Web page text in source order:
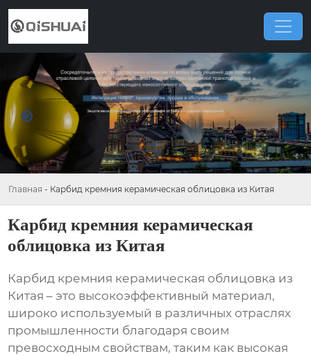
Главная - Карбид кремния керамическая облицовка из Китая
Карбид кремния керамическая
облицовка из Китая
Карбид кремния керамическая облицовка из
Китая – это высокоэффективный материал,
широко используемый в различных отраслях
промышленности благодаря своим
превосходным свойствам, таким как высокая